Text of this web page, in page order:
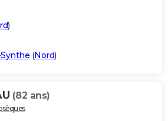
)
(Nord)
(82 ans)